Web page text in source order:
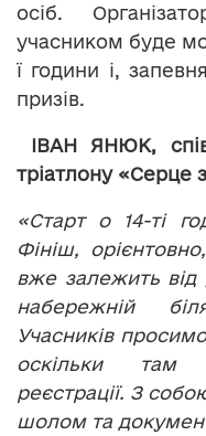
осіб.
учасником буде
ї години і,
призів.
ІВАН ЯНЮК,
тріатлону «Серце
«Старт о 14-ті
Фініш,
вже залежить від
набережній
Учасників
оскільки там
реєстрації. З
шолом та